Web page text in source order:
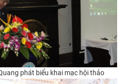
phát biểu khai mạc hội thảo